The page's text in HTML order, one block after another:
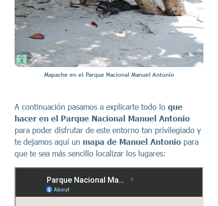
Mapache en el Parque Nacional Manuel Antonio
A continuación pasamos a explicarte todo lo que
hacer en el Parque Nacional Manuel Antonio
para poder disfrutar de este entorno tan privilegiado y
te dejamos aquí un mapa de Manuel Antonio para
que te sea más sencillo localizar los lugares: